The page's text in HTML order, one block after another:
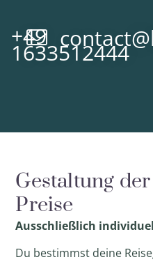
+49
1633512444
Gestaltung
Preise
Ausschließlich
Du bestimmst deine